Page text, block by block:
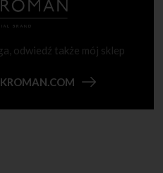
odwiedź także mój sklep